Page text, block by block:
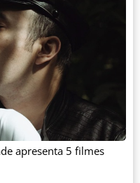
apresenta 5 filmes